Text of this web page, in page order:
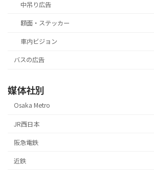
中吊り広告
額面・ステッカー
車内ビジョン
バスの広告
媒体社別
Osaka Metro
JR西日本
阪急電鉄
近鉄